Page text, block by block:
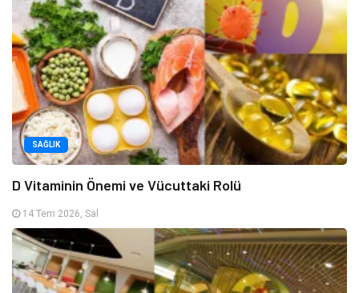
SAĞLIK
D Vitaminin Önemi ve Vücuttaki Rolü
14 Tem 2026, Sal